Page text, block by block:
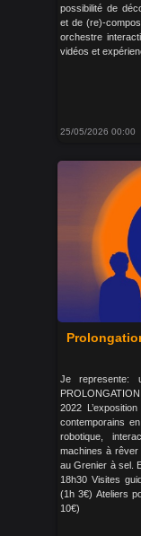
possibilité de
et de (re)-
orchestre
vidéos et
25/05/2026 00:00
Je represente:
2022
contemporains
robotique,
machines à
au Grenier à sel.
18h30 Visites
(1h 3€) Ateliers
10€)